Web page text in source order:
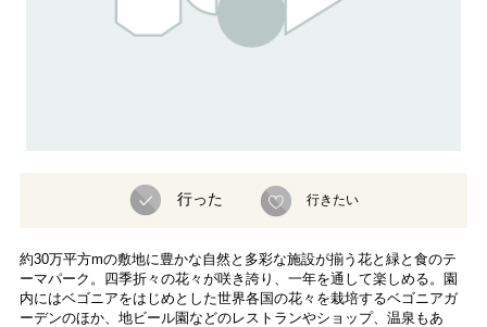
行った 行きたい
約30万平方mの敷地に豊かな自然と多彩な施設が揃う花と緑と食のテ
ーマパーク。四季折々の花々が咲き誇り、一年を通して楽しめる。園
内にはベゴニアをはじめとした世界各国の花々を栽培するベゴニアガ
ーデンのほか、地ビール園などのレストランやショップ、温泉もあ